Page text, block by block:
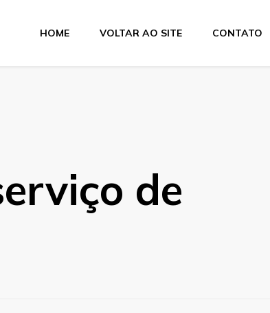
HOME VOLTAR AO SITE CONTATO
de